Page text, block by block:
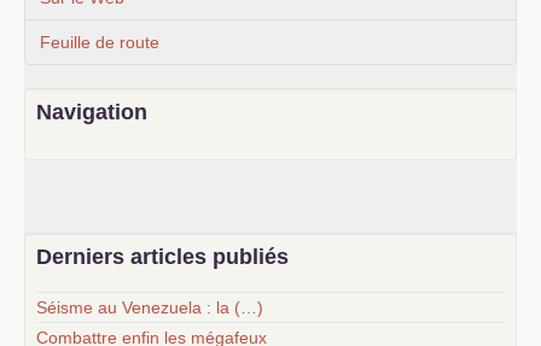
Feuille de route
Navigation
Derniers articles publiés
Séisme au Venezuela : la (…)
Combattre enfin les mégafeux